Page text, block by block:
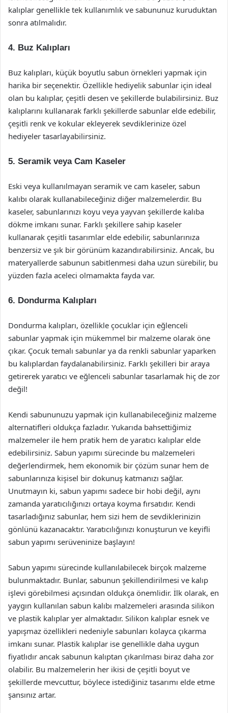
kalıplar genellikle tek kullanımlık ve sabununuz kuruduktan
sonra atılmalıdır.
4. Buz Kalıpları
Buz kalıpları, küçük boyutlu sabun örnekleri yapmak için
harika bir seçenektir. Özellikle hediyelik sabunlar için ideal
olan bu kalıplar, çeşitli desen ve şekillerde bulabilirsiniz. Buz
kalıplarını kullanarak farklı şekillerde sabunlar elde edebilir,
çeşitli renk ve kokular ekleyerek sevdiklerinize özel
hediyeler tasarlayabilirsiniz.
5. Seramik veya Cam Kaseler
Eski veya kullanılmayan seramik ve cam kaseler, sabun
kalıbı olarak kullanabileceğiniz diğer malzemelerdir. Bu
kaseler, sabunlarınızı koyu veya yayvan şekillerde kalıba
dökme imkanı sunar. Farklı şekillere sahip kaseler
kullanarak çeşitli tasarımlar elde edebilir, sabunlarınıza
benzersiz ve şık bir görünüm kazandırabilirsiniz. Ancak, bu
materyallerde sabunun sabitlenmesi daha uzun sürebilir, bu
yüzden fazla aceleci olmamakta fayda var.
6. Dondurma Kalıpları
Dondurma kalıpları, özellikle çocuklar için eğlenceli
sabunlar yapmak için mükemmel bir malzeme olarak öne
çıkar. Çocuk temalı sabunlar ya da renkli sabunlar yaparken
bu kalıplardan faydalanabilirsiniz. Farklı şekilleri bir araya
getirerek yaratıcı ve eğlenceli sabunlar tasarlamak hiç de zor
değil!
Kendi sabununuzu yapmak için kullanabileceğiniz malzeme
alternatifleri oldukça fazladır. Yukarıda bahsettiğimiz
malzemeler ile hem pratik hem de yaratıcı kalıplar elde
edebilirsiniz. Sabun yapımı sürecinde bu malzemeleri
değerlendirmek, hem ekonomik bir çözüm sunar hem de
sabunlarınıza kişisel bir dokunuş katmanızı sağlar.
Unutmayın ki, sabun yapımı sadece bir hobi değil, aynı
zamanda yaratıcılığınızı ortaya koyma fırsatıdır. Kendi
tasarladığınız sabunlar, hem sizi hem de sevdiklerinizin
gönlünü kazanacaktır. Yaratıcılığınızı konuşturun ve keyifli
sabun yapımı serüveninize başlayın!
Sabun yapımı sürecinde kullanılabilecek birçok malzeme
bulunmaktadır. Bunlar, sabunun şekillendirilmesi ve kalıp
işlevi görebilmesi açısından oldukça önemlidir. İlk olarak, en
yaygın kullanılan sabun kalıbı malzemeleri arasında silikon
ve plastik kalıplar yer almaktadır. Silikon kalıplar esnek ve
yapışmaz özellikleri nedeniyle sabunları kolayca çıkarma
imkanı sunar. Plastik kalıplar ise genellikle daha uygun
fiyatlıdır ancak sabunun kalıptan çıkarılması biraz daha zor
olabilir. Bu malzemelerin her ikisi de çeşitli boyut ve
şekillerde mevcuttur, böylece istediğiniz tasarımı elde etme
şansınız artar.